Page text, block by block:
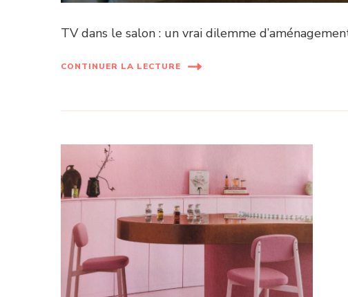
TV dans le salon : un vrai dilemme
CONTINUER LA LECTURE